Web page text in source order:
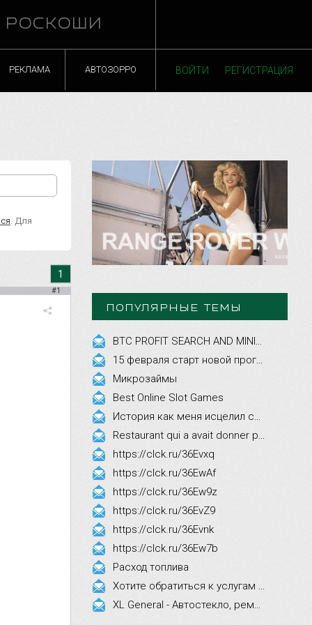
РОСКОШИ
РЕКЛАМА АВТОЗОРРО ВОЙТИ РЕГИСТРАЦИЯ
. Для
1
#1
ПОПУЛЯРНЫЕ ТЕМЫ
Микрозаймы
Best Online Slot Games
https://clck.ru/36Evxq
https://clck.ru/36EwAf
https://clck.ru/36Ew9z
https://clck.ru/36EvZ9
https://clck.ru/36Evnk
https://clck.ru/36Ew7b
Расход топлива